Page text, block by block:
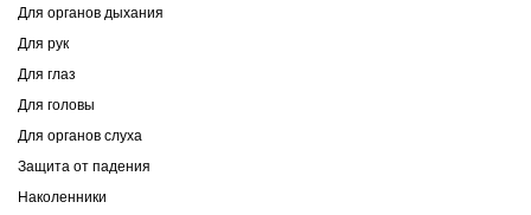
Для органов дыхания
Для рук
Для глаз
Для головы
Для органов слуха
Защита от падения
Наколенники